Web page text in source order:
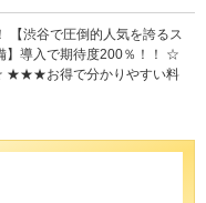
【渋谷で圧倒的人気を誇るス
】導入で期待度200％！！ ☆
★★★お得で分かりやすい料